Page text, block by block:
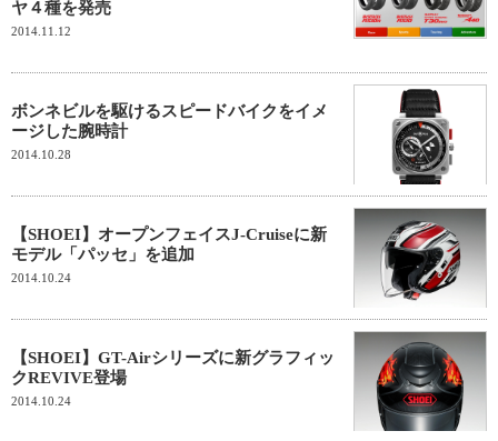
ヤ４種を発売
2014.11.12
ボンネビルを駆けるスピードバイクをイメ
ージした腕時計
2014.10.28
【SHOEI】オープンフェイスJ-Cruiseに新
モデル「パッセ」を追加
2014.10.24
【SHOEI】GT-Airシリーズに新グラフィッ
クREVIVE登場
2014.10.24